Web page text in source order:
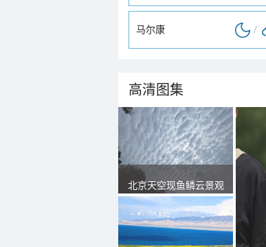
马尔康 /
高清图集
北京天空现鱼鳞云景观